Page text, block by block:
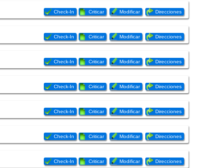
Check-In Criticar Modificar Direcciones
Check-In Criticar Modificar Direcciones
Check-In Criticar Modificar Direcciones
Check-In Criticar Modificar Direcciones
Check-In Criticar Modificar Direcciones
Check-In Criticar Modificar Direcciones
Check-In Criticar Modificar Direcciones